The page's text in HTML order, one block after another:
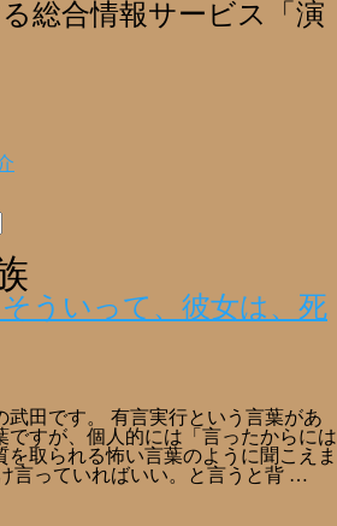
総合情報サービス「演
そういって、彼女は、死
武田です。 有言実行という言葉があ
ですが、個人的には「言ったからには
取られる怖い言葉のように聞こえま
言っていればいい。と言うと背 …